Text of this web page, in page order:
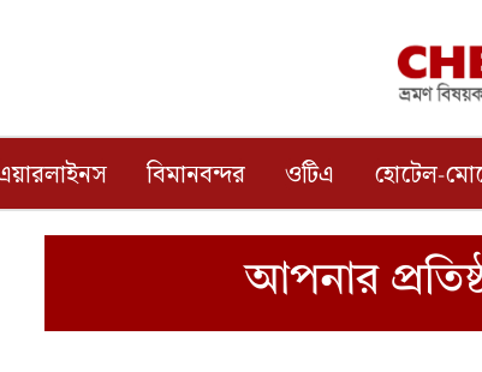
বিমানবন্দর ওটিএ হোটেল-